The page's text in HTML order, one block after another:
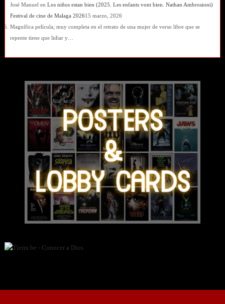
José Manuel en Los niños estan bien (2025. Les enfants vont bien. Nathan Ambrosioni)
Festival de cine de Malaga 202615 marzo, 2026
Magnífica película; muy completa en el retrato de una mujer de verso libre que se
repente tiene que lidiar y…